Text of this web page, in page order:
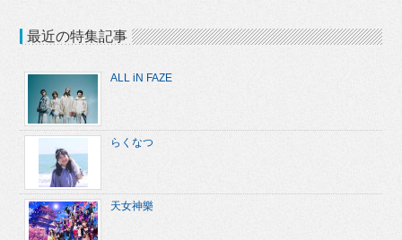
最近の特集記事
ALL iN FAZE
らくなつ
天女神樂